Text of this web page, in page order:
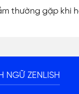
thường gặp khi
NGỮ ZENLISH